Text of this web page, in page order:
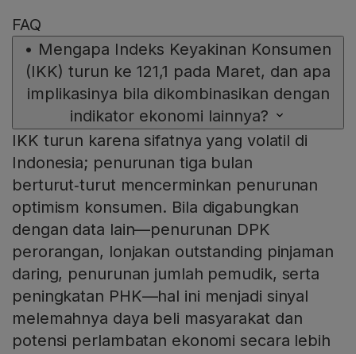
FAQ
• Mengapa Indeks Keyakinan Konsumen
(IKK) turun ke 121,1 pada Maret, dan apa
implikasinya bila dikombinasikan dengan
indikator ekonomi lainnya?
IKK turun karena sifatnya yang volatil di
Indonesia; penurunan tiga bulan
berturut‑turut mencerminkan penurunan
optimism konsumen. Bila digabungkan
dengan data lain—penurunan DPK
perorangan, lonjakan outstanding pinjaman
daring, penurunan jumlah pemudik, serta
peningkatan PHK—hal ini menjadi sinyal
melemahnya daya beli masyarakat dan
potensi perlambatan ekonomi secara lebih